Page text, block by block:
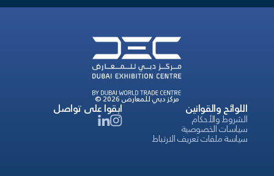
© 2026 مركز دبي للمعارض
اللوائح والقوانين
الشروط والأحكام
سياسات الخصوصية
سياسة ملفات تعريف الارتباط
ابقوا على تواصل